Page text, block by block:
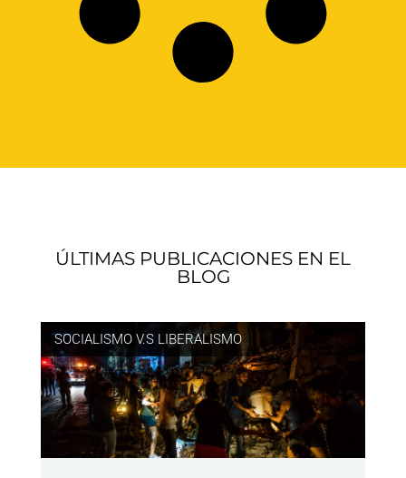
ÚLTIMAS PUBLICACIONES EN EL
BLOG
SOCIALISMO V.S LIBERALISMO